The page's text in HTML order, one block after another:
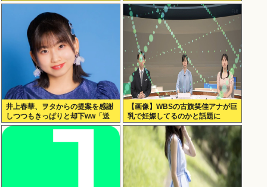
井上春華、ヲタからの提案を感謝
しつつもきっぱりと却下ww「送
ってもらっておいてアレだけど、
【画像】WBSの古旗笑佳アナが巨
乳で妊娠してるのかと話題に